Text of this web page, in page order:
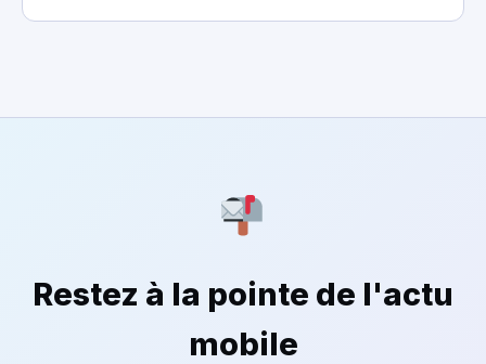
Restez à la pointe de l'actu
mobile